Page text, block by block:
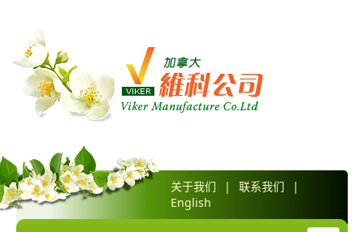
关于我们 | 联系我们
|
English